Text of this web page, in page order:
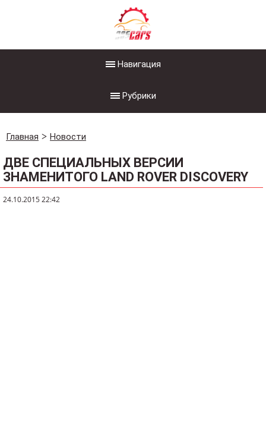
Навигация
Рубрики
Главная Новости
ДВЕ СПЕЦИАЛЬНЫХ ВЕРСИИ
ЗНАМЕНИТОГО LAND ROVER DISCOVERY
24.10.2015 22:42